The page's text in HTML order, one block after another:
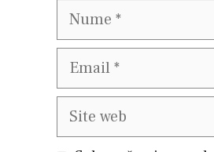
Nume
Email
Site
web